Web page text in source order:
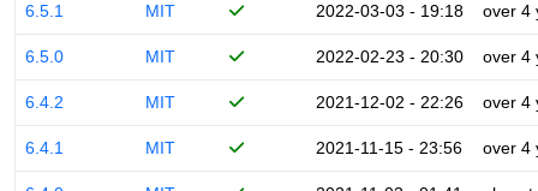
6.5.1 MIT 2022-03-03 - 19:18 over 4
6.5.0 MIT 2022-02-23 - 20:30 over 4
6.4.2 MIT 2021-12-02 - 22:26 over 4
6.4.1 MIT 2021-11-15 - 23:56 over 4